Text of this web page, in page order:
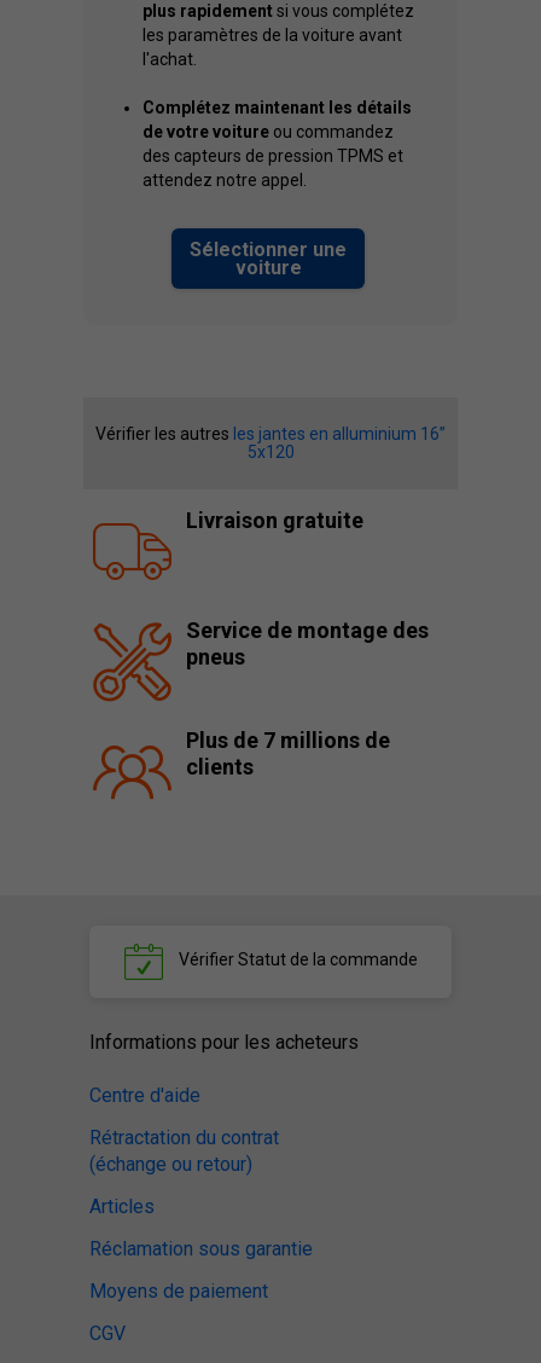
plus rapidement si vous complétez
les paramètres de la voiture avant
l'achat.
Complétez maintenant les détails
de votre voiture ou commandez
des capteurs de pression TPMS et
attendez notre appel.
Sélectionner une
voiture
Vérifier les autres les jantes en alluminium 16”
5x120
Livraison gratuite
Service de montage des
pneus
Plus de 7 millions de
clients
VérifierStatut de la commande
Informations pour les acheteurs
Centre d'aide
Rétractation du contrat
(échange ou retour)
Articles
Réclamation sous garantie
Moyens de paiement
CGV